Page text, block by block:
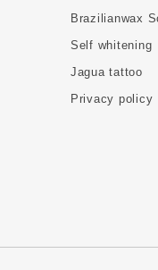
Brazilianwax
Self whitening
Jagua tattoo
Privacy policy